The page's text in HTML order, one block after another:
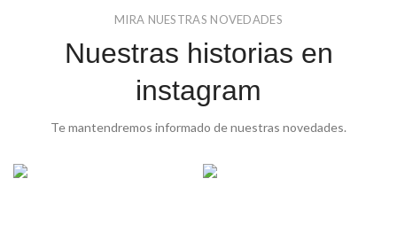
MIRA NUESTRAS NOVEDADES
Nuestras historias en
instagram
Te mantendremos informado de nuestras novedades.